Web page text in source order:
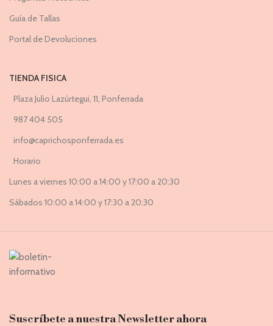
Guía de Tallas
Portal de Devoluciones
TIENDA FISICA
Plaza Julio Lazúrtegui, 11, Ponferrada
987 404 505
info@caprichosponferrada.es
Horario
Lunes a viernes 10:00 a 14:00 y 17:00 a 20:30
Sábados 10:00 a 14:00 y 17:30 a 20:30
Suscríbete a nuestra Newsletter ahora